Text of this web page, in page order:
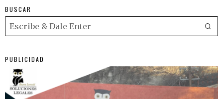
BUSCAR
PUBLICIDAD